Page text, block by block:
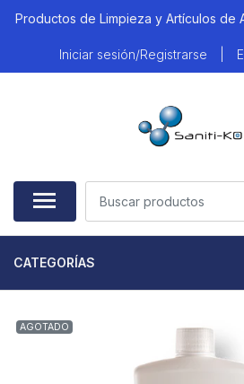
Productos de Limpieza y Artículos de
Iniciar sesión/Registrarse
CATEGORÍAS
AGOTADO